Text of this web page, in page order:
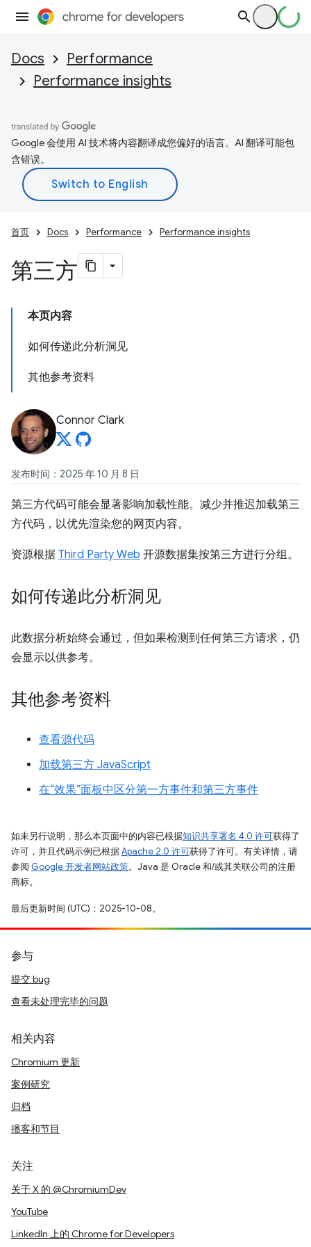
Docs
Performance
Performance insights
Google 会使用 AI 技术将内容翻译成您偏好的语言。AI 翻译可能包
含错误。
首页 Docs Performance Performance insights
第三方
本页内容
如何传递此分析洞见
其他参考资料
Connor Clark
发布时间：2025 年 10 月 8 日
第三方代码可能会显著影响加载性能。减少并推迟加载第三
方代码，以优先渲染您的网页内容。
资源根据 Third Party Web 开源数据集按第三方进行分组。
如何传递此分析洞见
此数据分析始终会通过，但如果检测到任何第三方请求，仍
会显示以供参考。
其他参考资料
查看源代码
加载第三方 JavaScript
在“效果”面板中区分第一方事件和第三方事件
如未另行说明，那么本页面中的内容已根据知识共享署名 4.0 许可获得了
许可，并且代码示例已根据Apache 2.0 许可获得了许可。有关详情，请
参阅 Google 开发者网站政策。Java 是 Oracle 和/或其关联公司的注册
商标。
最后更新时间 (UTC)：2025-10-08。
参与
提交 bug
查看未处理完毕的问题
相关内容
Chromium 更新
案例研究
归档
播客和节目
关注
关于 X 的 @ChromiumDev
YouTube
LinkedIn 上的 Chrome for Developers